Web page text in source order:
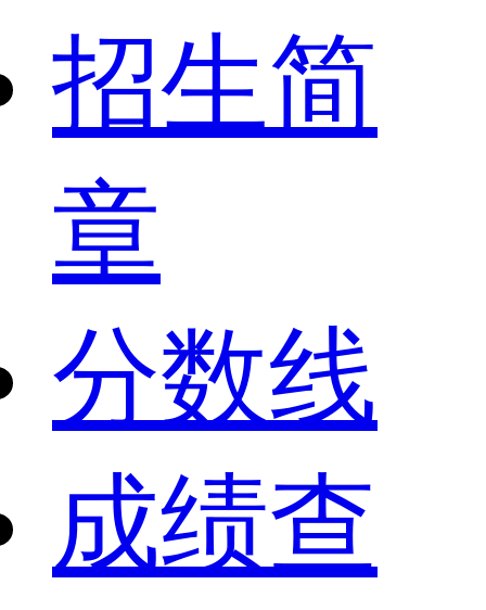
招生简
章
分数线
成绩查